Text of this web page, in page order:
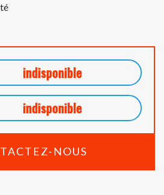
indisponible
indisponible
NOUS